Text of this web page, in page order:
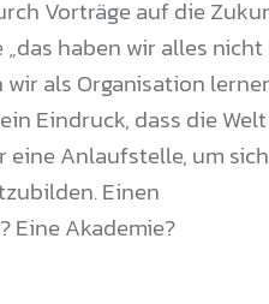
Vorträge auf die
haben wir alles
als Organisation
Eindruck, dass die
Anlaufstelle, um
Einen
Eine Akademie?